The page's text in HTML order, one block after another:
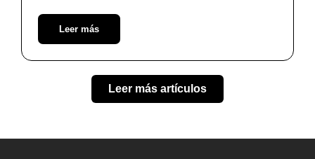
Leer más
Leer más artículos